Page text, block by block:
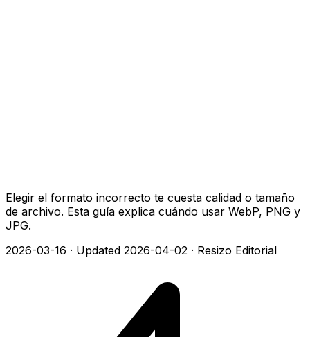
Elegir el formato incorrecto te cuesta calidad o tamaño
de archivo. Esta guía explica cuándo usar WebP, PNG y
JPG.
2026-03-16 · Updated 2026-04-02 · Resizo Editorial